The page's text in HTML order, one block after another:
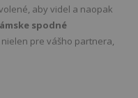
aby videl a naopak
spodné
pre vášho partnera,